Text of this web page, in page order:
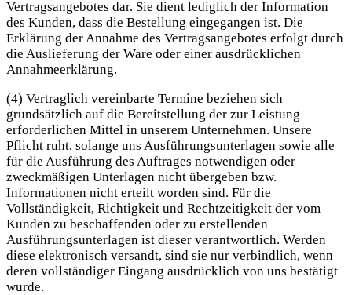
Vertragsangebotes dar. Sie dient lediglich der Information
des Kunden, dass die Bestellung eingegangen ist. Die
Erklärung der Annahme des Vertragsangebotes erfolgt durch
die Auslieferung der Ware oder einer ausdrücklichen
Annahmeerklärung.
(4) Vertraglich vereinbarte Termine beziehen sich
grundsätzlich auf die Bereitstellung der zur Leistung
erforderlichen Mittel in unserem Unternehmen. Unsere
Pflicht ruht, solange uns Ausführungsunterlagen sowie alle
für die Ausführung des Auftrages notwendigen oder
zweckmäßigen Unterlagen nicht übergeben bzw.
Informationen nicht erteilt worden sind. Für die
Vollständigkeit, Richtigkeit und Rechtzeitigkeit der vom
Kunden zu beschaffenden oder zu erstellenden
Ausführungsunterlagen ist dieser verantwortlich. Werden
diese elektronisch versandt, sind sie nur verbindlich, wenn
deren vollständiger Eingang ausdrücklich von uns bestätigt
wurde.